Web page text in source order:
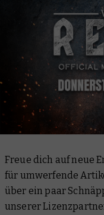
Freue dich auf neue
für umwerfende
über ein paar
unserer